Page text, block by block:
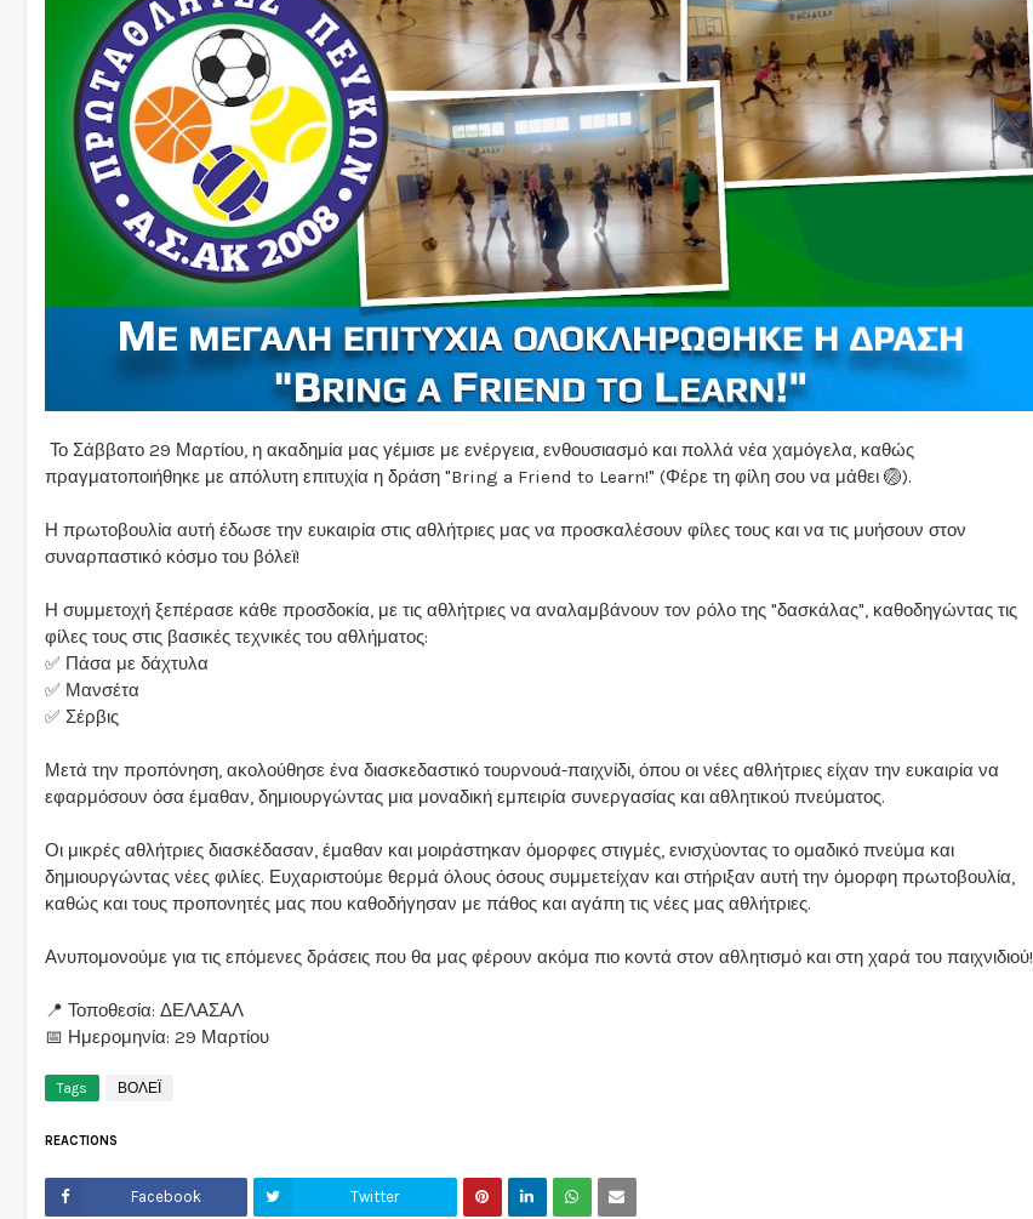
Το Σάββατο 29 Μαρτίου, η ακαδημία μας γέμισε με ενέργεια, ενθουσιασμό και πολλά νέα χαμόγελα, καθώς
πραγματοποιήθηκε με απόλυτη επιτυχία η δράση "Bring a Friend to Learn!" (Φέρε τη φίλη σου να μάθει 🏐).
Η πρωτοβουλία αυτή έδωσε την ευκαιρία στις αθλήτριες μας να προσκαλέσουν φίλες τους και να τις μυήσουν στον
συναρπαστικό κόσμο του βόλεϊ!
Η συμμετοχή ξεπέρασε κάθε προσδοκία, με τις αθλήτριες να αναλαμβάνουν τον ρόλο της "δασκάλας", καθοδηγώντας τις
φίλες τους στις βασικές τεχνικές του αθλήματος:
✅ Πάσα με δάχτυλα
✅ Μανσέτα
✅ Σέρβις
Μετά την προπόνηση, ακολούθησε ένα διασκεδαστικό τουρνουά-παιχνίδι, όπου οι νέες αθλήτριες είχαν την ευκαιρία να
εφαρμόσουν όσα έμαθαν, δημιουργώντας μια μοναδική εμπειρία συνεργασίας και αθλητικού πνεύματος.
Οι μικρές αθλήτριες διασκέδασαν, έμαθαν και μοιράστηκαν όμορφες στιγμές, ενισχύοντας το ομαδικό πνεύμα και
δημιουργώντας νέες φιλίες. Ευχαριστούμε θερμά όλους όσους συμμετείχαν και στήριξαν αυτή την όμορφη πρωτοβουλία,
καθώς και τους προπονητές μας που καθοδήγησαν με πάθος και αγάπη τις νέες μας αθλήτριες.
Ανυπομονούμε για τις επόμενες δράσεις που θα μας φέρουν ακόμα πιο κοντά στον αθλητισμό και στη χαρά του παιχνιδιού!
📍 Τοποθεσία: ΔΕΛΑΣΑΛ
📅 Ημερομηνία: 29 Μαρτίου
Tags ΒΟΛΕΪ
REACTIONS
Facebook Twitter